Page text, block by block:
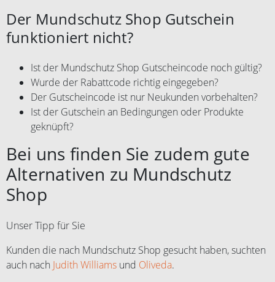
Der Mundschutz Shop Gutschein
funktioniert nicht?
Ist der Mundschutz Shop Gutscheincode noch gültig?
Wurde der Rabattcode richtig eingegeben?
Der Gutscheincode ist nur Neukunden vorbehalten?
Ist der Gutschein an Bedingungen oder Produkte
geknüpft?
Bei uns finden Sie zudem gute
Alternativen zu Mundschutz
Shop
Unser Tipp für Sie
Kunden die nach Mundschutz Shop gesucht haben, suchten
auch nach Judith Williams und Oliveda.